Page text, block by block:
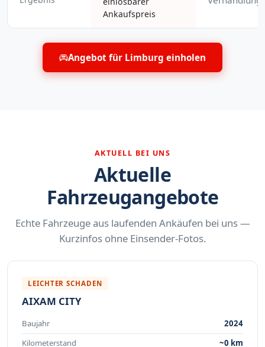
Ankaufspreis
Angebot für Limburg einholen
AKTUELL BEI UNS
Aktuelle
Fahrzeugangebote
Echte Fahrzeuge aus laufenden Ankäufen bei uns —
Kurzinfos ohne Einsender-Fotos.
LEICHTER SCHADEN
AIXAM CITY
Baujahr
2024
Kilometerstand
~0 km